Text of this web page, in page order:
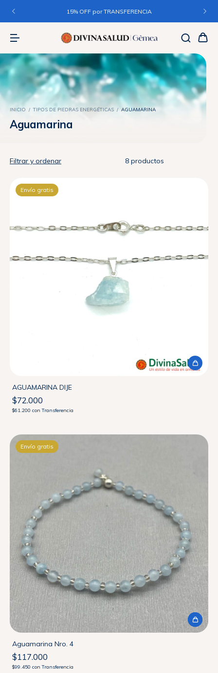
15% OFF por TRANSFERENCIA
INICIO / TIPOS DE PIEDRAS ENERGÉTICAS / AGUAMARINA
Aguamarina
Filtrar y ordenar 8 productos
Envío gratis
AGUAMARINA DIJE
$72.000
$61.200 con Transferencia
Envío gratis
Aguamarina Nro. 4
$117.000
$99.450 con Transferencia